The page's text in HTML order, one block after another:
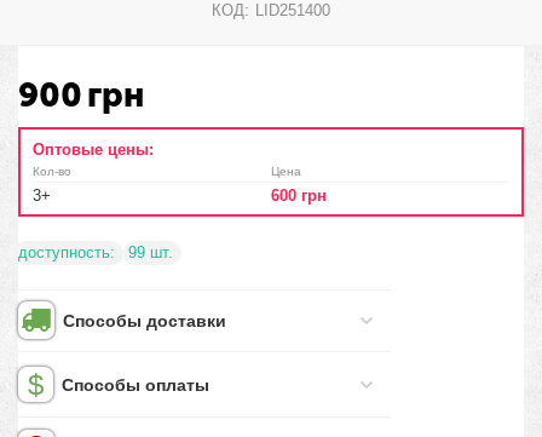
КОД: LID251400
900грн
Оптовые цены:
Кол-во
3+
Цена
600 грн
доступность: 99 шт.
Способы доставки
Способы оплаты